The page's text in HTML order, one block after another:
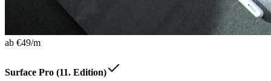
ab €49/m
Surface Pro (11. Edition)